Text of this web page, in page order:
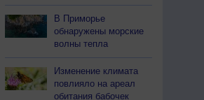
В Приморье
обнаружены морские
волны тепла
Изменение климата
повлияло на ареал
обитания бабочек